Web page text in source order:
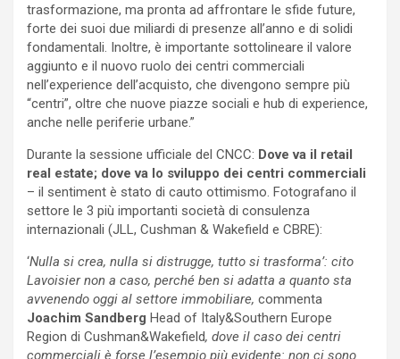
trasformazione, ma pronta ad affrontare le sfide future,
forte dei suoi due miliardi di presenze all’anno e di solidi
fondamentali. Inoltre, è importante sottolineare il valore
aggiunto e il nuovo ruolo dei centri commerciali
nell’experience dell’acquisto, che divengono sempre più
“centri”, oltre che nuove piazze sociali e hub di experience,
anche nelle periferie urbane.”
Durante la sessione ufficiale del CNCC: Dove va il retail
real estate; dove va lo sviluppo dei centri commerciali
– il sentiment è stato di cauto ottimismo. Fotografano il
settore le 3 più importanti società di consulenza
internazionali (JLL, Cushman & Wakefield e CBRE):
‘Nulla si crea, nulla si distrugge, tutto si trasforma’: cito
Lavoisier non a caso, perché ben si adatta a quanto sta
avvenendo oggi al settore immobiliare, commenta
Joachim Sandberg Head of Italy&Southern Europe
Region di Cushman&Wakefield, dove il caso dei centri
commerciali è forse l’esempio più evidente: non ci sono